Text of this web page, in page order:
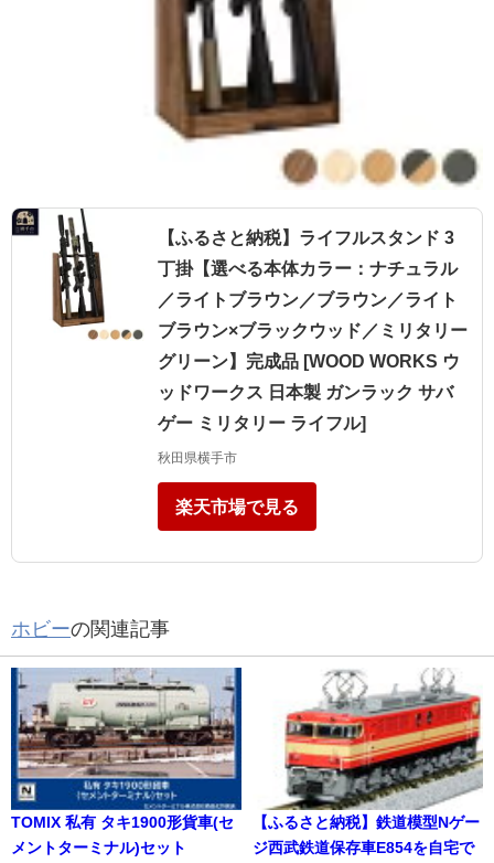
【ふるさと納税】ライフルスタンド 3
丁掛【選べる本体カラー：ナチュラル
／ライトブラウン／ブラウン／ライト
ブラウン×ブラックウッド／ミリタリー
グリーン】完成品 [WOOD WORKS ウ
ッドワークス 日本製 ガンラック サバ
ゲー ミリタリー ライフル]
秋田県横手市
楽天市場で見る
ホビーの関連記事
TOMIX 私有 タキ1900形貨車(セ
メントターミナル)セット
【ふるさと納税】鉄道模型Nゲー
ジ西武鉄道保存車E854を自宅で